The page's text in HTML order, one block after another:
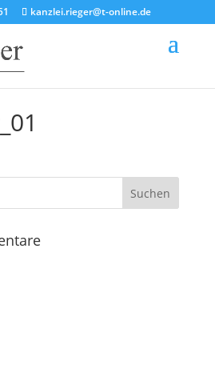
kanzlei.rieger@t-online.de